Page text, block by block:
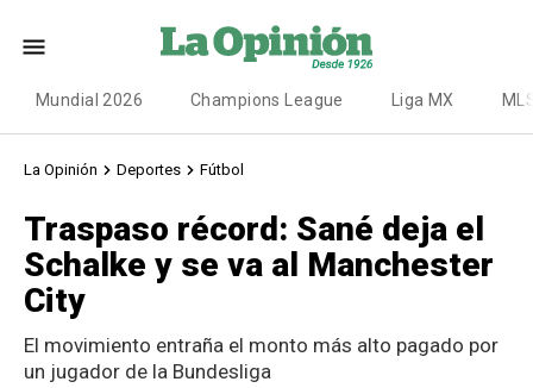
Mundial 2026 Champions League Liga MX
La Opinión Deportes Fútbol
Traspaso récord: Sané deja el
Schalke y se va al Manchester
City
El movimiento entraña el monto más alto pagado por
un jugador de la Bundesliga